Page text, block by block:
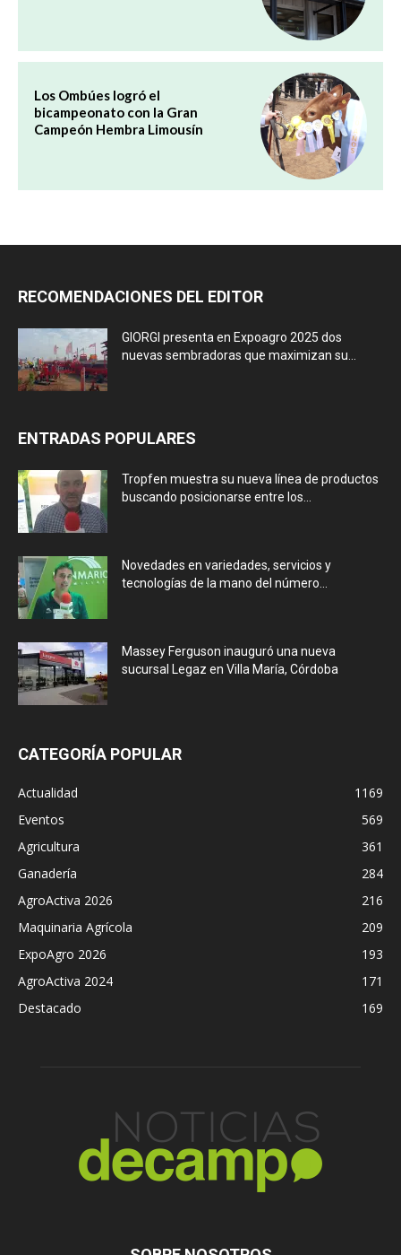
Los Ombúes logró el
bicampeonato con la Gran
Campeón Hembra Limousín
RECOMENDACIONES DEL EDITOR
GIORGI presenta en Expoagro 2025 dos
nuevas sembradoras que maximizan su...
ENTRADAS POPULARES
Tropfen muestra su nueva línea de productos
buscando posicionarse entre los...
Novedades en variedades, servicios y
tecnologías de la mano del número...
Massey Ferguson inauguró una nueva
sucursal Legaz en Villa María, Córdoba
CATEGORÍA POPULAR
Actualidad
1169
Eventos
569
Agricultura
361
Ganadería
284
AgroActiva 2026
216
Maquinaria Agrícola
209
ExpoAgro 2026
193
AgroActiva 2024
171
Destacado
169